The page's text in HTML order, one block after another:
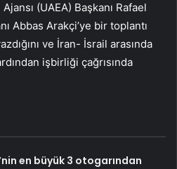
(UAEA) Başkanı Rafael
Abbas Arakçi’ye bir toplantı
ve İran- İsrail arasında
işbirliği çağrısında
en büyük 3 otogarından